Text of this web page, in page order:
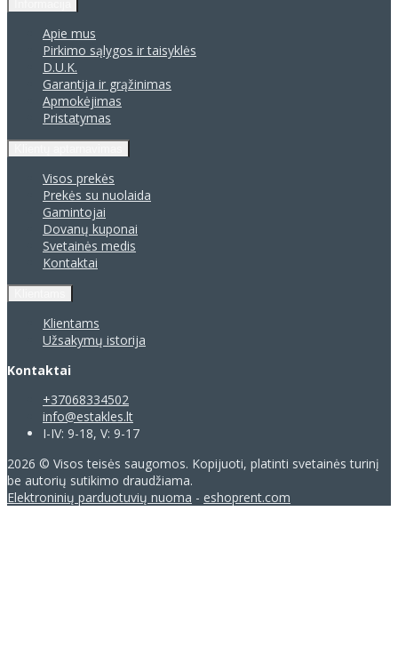
Apie mus
Pirkimo sąlygos ir taisyklės
D.U.K.
Garantija ir grąžinimas
Apmokėjimas
Pristatymas
Visos prekės
Prekės su nuolaida
Gamintojai
Dovanų kuponai
Svetainės medis
Kontaktai
Klientams
Užsakymų istorija
Kontaktai
+37068334502
info@estakles.lt
I-IV: 9-18, V: 9-17
2026 © Visos teisės saugomos. Kopijuoti, platinti svetainės turinį
be autorių sutikimo draudžiama.
Elektroninių parduotuvių nuoma - eshoprent.com